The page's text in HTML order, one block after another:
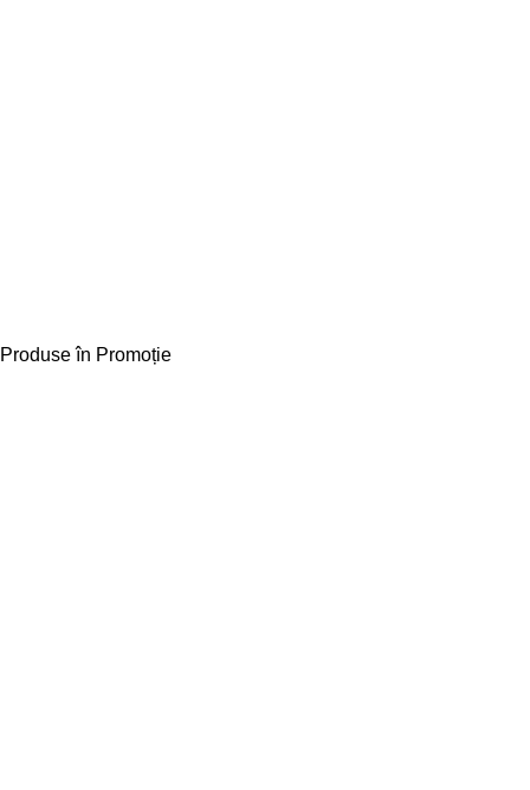
Produse în Promoție